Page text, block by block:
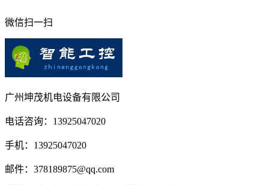
微信扫一扫
广州坤茂机电设备有限公司
电话咨询：13925047020
手机：13925047020
邮件：378189875@qq.com